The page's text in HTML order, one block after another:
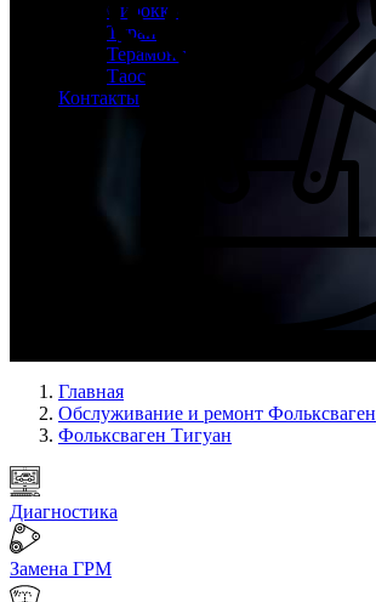
Сирокко
Туран
Терамонт
Таос
Контакты
Главная
Обслуживание и ремонт Фольксваген
Фольксваген Тигуан
Диагностика
Замена ГРМ